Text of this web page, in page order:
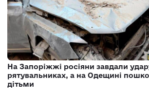
На Запоріжжі росіяни завдали
рятувальниках, а на Одещині
дітьми